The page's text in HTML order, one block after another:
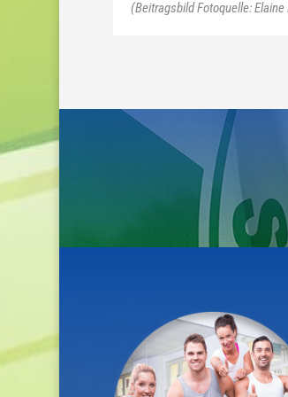
(Beitragsbild Fotoquelle: